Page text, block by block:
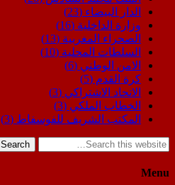
الدار البيضاء (23)
وزارة الداخلية (16)
الصحراء المغربية (13)
السلطات المحلية (10)
الامن الوطني (6)
كرة القدم (5)
الاتحاد الاشتراكي (3)
الخطاب الملكي (3)
المكتب الشريف للفوسفاط (3)
Search
Menu